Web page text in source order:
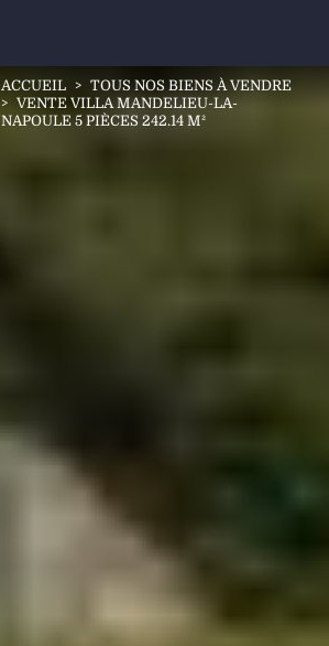
ACCUEIL > TOUS NOS BIENS À VENDRE
> VENTE VILLA MANDELIEU-LA-
NAPOULE 5 PIÈCES 242.14 M²